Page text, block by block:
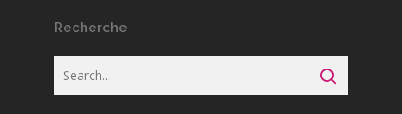
Recherche